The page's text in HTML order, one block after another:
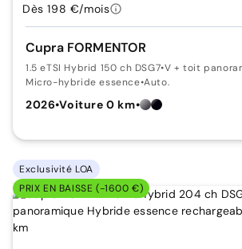
Cupra FORMENTOR
1.5 eTSI Hybrid 150 ch DSG7•V + toit
Micro-hybride essence•Auto.
2026•Voiture 0 km•
Dès 198 €/mois
Exclusivité LOA
PRIX EN BAISSE (-1600 €)